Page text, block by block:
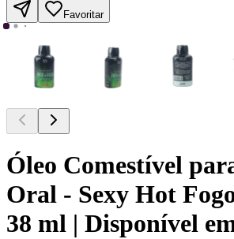
Favoritar
Óleo Comestível
Oral - Sexy Hot
38 ml | Disponível